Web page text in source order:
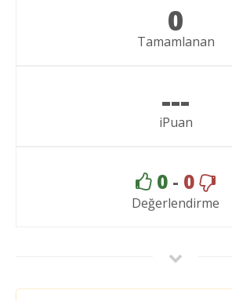
0
Tamamlanan
---
iPuan
0 - 0
Değerlendirme